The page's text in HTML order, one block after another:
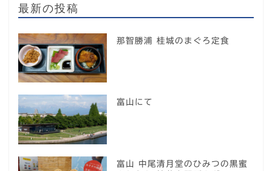
最新の投稿
那智勝浦 桂城のまぐろ定食
富山にて
富山 中尾清月堂のひみつの黒蜜